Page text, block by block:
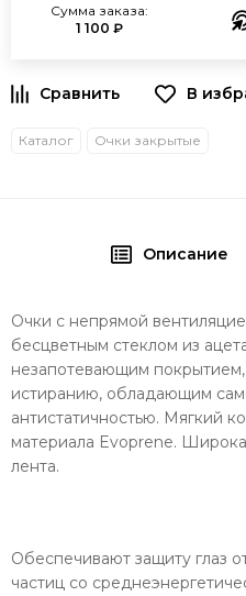
Сумма заказа:
1 100 ₽
В
Каталог Очки закрытые
Описание
Очки с непрямой
бесцветным стеклом из
незапотевающим
истиранию, обладающим
антистатичностью. Мягкий
материала Evoprene.
лента.
Обеспечивают защиту глаз
частиц со